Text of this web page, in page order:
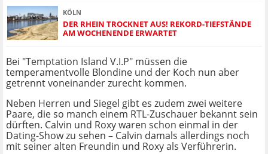
KÖLN
DER RHEIN TROCKNET AUS! REKORD-TIEFSTÄNDE
AM WOCHENENDE ERWARTET
Bei "Temptation Island V.I.P" müssen die
temperamentvolle Blondine und der Koch nun aber
getrennt voneinander zurecht kommen.
Neben Herren und Siegel gibt es zudem zwei weitere
Paare, die so manch einem RTL-Zuschauer bekannt sein
dürften. Calvin und Roxy waren schon einmal in der
Dating-Show zu sehen – Calvin damals allerdings noch
mit seiner alten Freundin und Roxy als Verführerin.